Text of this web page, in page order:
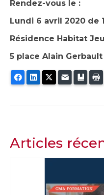
Rendez-vous le :
Lundi 6 avril 2020 de
Résidence Habitat
5 place Alain
FacebookLinkedInTwitter
E-mail
Articles